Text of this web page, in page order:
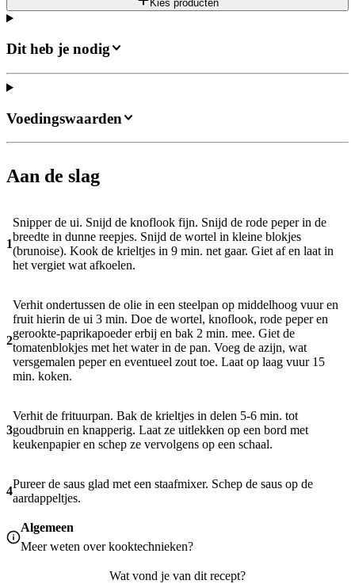
Kies producten
Dit heb je nodig
Aan de slag
1
Snipper de ui. Snijd de knoflook fijn. Snijd de rode peper in de
breedte in dunne reepjes. Snijd de wortel in kleine blokjes
(brunoise). Kook de krieltjes in 9 min. net gaar. Giet af en laat in
het vergiet wat afkoelen.
2
Verhit ondertussen de olie in een steelpan op middelhoog vuur en
fruit hierin de ui 3 min. Doe de wortel, knoflook, rode peper en
gerookte-paprikapoeder erbij en bak 2 min. mee. Giet de
tomatenblokjes met het water in de pan. Voeg de azijn, wat
versgemalen peper en eventueel zout toe. Laat op laag vuur 15
min. koken.
3
Verhit de frituurpan. Bak de krieltjes in delen 5-6 min. tot
goudbruin en knapperig. Laat ze uitlekken op een bord met
keukenpapier en schep ze vervolgens op een schaal.
4
Pureer de saus glad met een staafmixer. Schep de saus op de
aardappeltjes.
Algemeen
Meer weten overkooktechnieken?
Wat vond je van dit recept?
Voedingswaarden